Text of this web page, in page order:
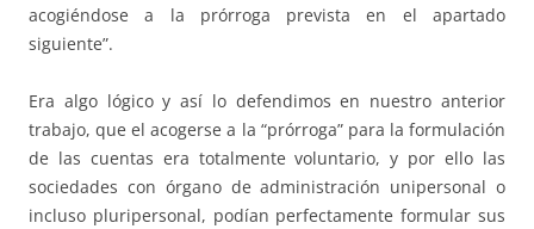
acogiéndose a la prórroga prevista en el apartado
siguiente”.
Era algo lógico y así lo defendimos en nuestro anterior
trabajo, que el acogerse a la “prórroga” para la formulación
de las cuentas era totalmente voluntario, y por ello las
sociedades con órgano de administración unipersonal o
incluso pluripersonal, podían perfectamente formular sus